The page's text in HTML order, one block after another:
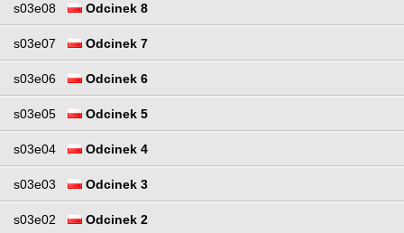
s03e08 Odcinek 8
s03e07 Odcinek 7
s03e06 Odcinek 6
s03e05 Odcinek 5
s03e04 Odcinek 4
s03e03 Odcinek 3
s03e02 Odcinek 2